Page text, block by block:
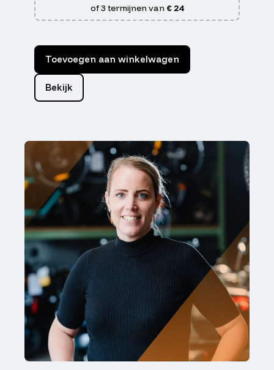
of 3 termijnen van € 24
Toevoegen aan winkelwagen
Bekijk